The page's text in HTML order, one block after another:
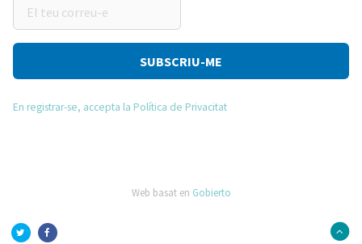
teu
correu-
En registrar-se, accepta la Política de Privacitat
Web basat en Gobierto